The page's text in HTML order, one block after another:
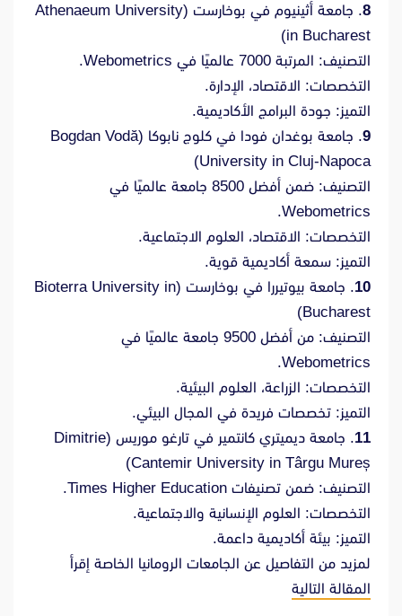
8
. جامعة أثينيوم في بوخارست (Athenaeum University
in Bucharest)
التصنيف: المرتبة 7000 عالميًا في Webometrics.
التخصصات: الاقتصاد، الإدارة.
التميز: جودة البرامج الأكاديمية.
9
. جامعة بوغدان فودا في كلوج نابوكا (Bogdan Vodă
University in Cluj-Napoca)
التصنيف: ضمن أفضل 8500 جامعة عالميًا في
Webometrics.
التخصصات: الاقتصاد، العلوم الاجتماعية.
التميز: سمعة أكاديمية قوية.
10
. جامعة بيوتيررا في بوخارست (Bioterra University in
Bucharest)
التصنيف: من أفضل 9500 جامعة عالميًا في
Webometrics.
التخصصات: الزراعة، العلوم البيئية.
التميز: تخصصات فريدة في المجال البيئي.
11
. جامعة ديميتري كانتمير في تارغو موريس (Dimitrie
Cantemir University in Târgu Mureș)
التصنيف: ضمن تصنيفات Times Higher Education.
التخصصات: العلوم الإنسانية والاجتماعية.
التميز: بيئة أكاديمية داعمة.
لمزيد من التفاصيل عن الجامعات الرومانيا الخاصة إقرأ
المقالة التالية